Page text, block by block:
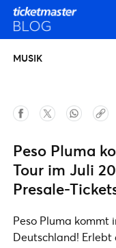
MUSIK
Peso Pluma
Tour im Juli
Presale-
Peso Pluma kommt
Deutschland! Erlebt